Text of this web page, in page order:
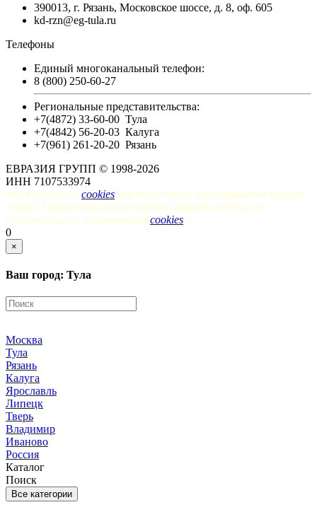
390013, г. Рязань, Московское шоссе, д. 8, оф. 605
kd-rzn@eg-tula.ru
Телефоны
Единый многоканальный телефон:
8 (800) 250-60-27
Региональные представительства:
+7(4872) 33-60-00 Тула
+7(4842) 56-20-03 Калуга
+7(961) 261-20-20 Рязань
ЕВРАЗИЯ ГРУПП © 1998-2026
ИНН 7107533974
Мы используем cookies для наилучшего представления нашего
сайта. Продолжая использование данного сайта, вы
соглашаетесь с применением cookies.
0
×
Ваш город: Тула
Москва
Тула
Рязань
Калуга
Ярославль
Липецк
Тверь
Владимир
Иваново
Россия
Каталог
Поиск
Все категории